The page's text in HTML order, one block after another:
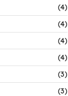
(4)
(4)
(4)
(4)
(3)
(3)